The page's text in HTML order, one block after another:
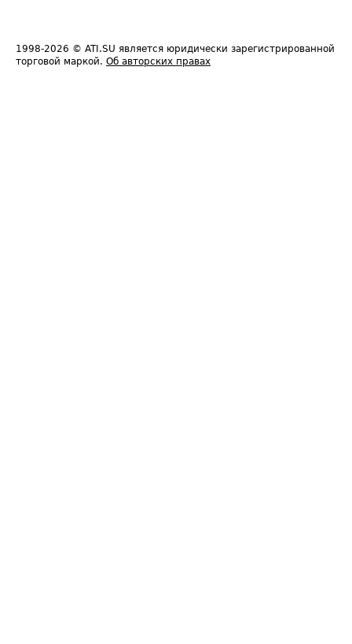
1998-2026 © ATI.SU является юридически зарегистрированной
торговой маркой. Об авторских правах